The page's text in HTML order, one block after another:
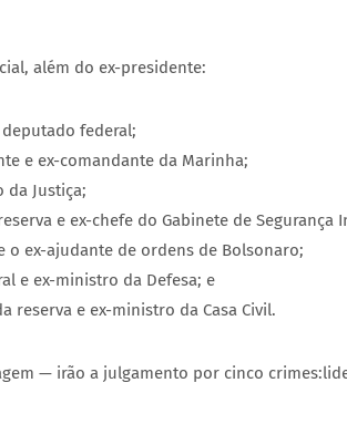
além do ex-presidente:
deputado federal;
e ex-comandante da Marinha;
da Justiça;
e ex-chefe do Gabinete de Segurança
o ex-ajudante de ordens de Bolsonaro;
e ex-ministro da Defesa; e
reserva e ex-ministro da Casa Civil.
— irão a julgamento por cinco